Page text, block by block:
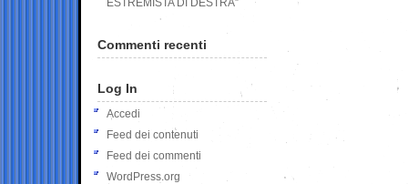
ESTREMISTA DI DESTRA”
Commenti recenti
Log In
Accedi
Feed dei contenuti
Feed dei commenti
WordPress.org